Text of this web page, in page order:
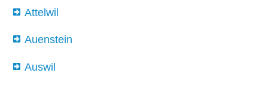
Attelwil
Auenstein
Auswil